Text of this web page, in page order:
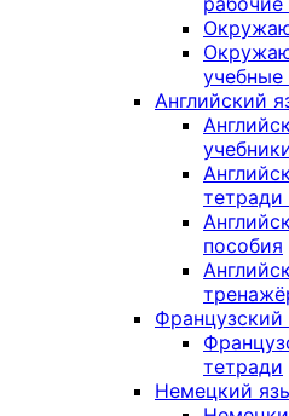
учебные
Английский
тетради
пособия
Французский
тетради
Немецкий